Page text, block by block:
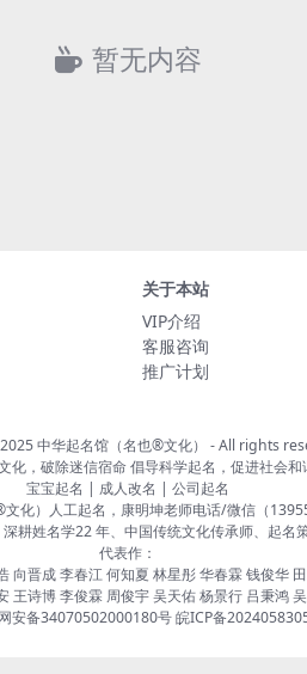
暂无内容
关于本站
VIP介绍
客服咨询
推广计划
中华起名馆（名也®文化） - All rights
化，破除迷信宿命 倡导科学起名，促进社会和
宝宝起名 | 成人改名 | 公司起名
化）人工起名，康明坤老师电话/微信（
耕姓名学22 年、中国传统文化传承师、起名
代表作：
向晋成 李春江 何知夏 林星彤 华春霖 钱俊华
王诗博 李俊霖 周俊宇 吴天佑 杨景行 吕秉鸿
安备34070502000180号皖ICP备